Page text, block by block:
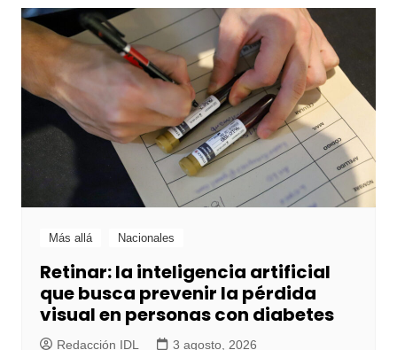
Más allá Nacionales
Retinar: la inteligencia artificial
que busca prevenir la pérdida
visual en personas con diabetes
Redacción IDL 3 agosto, 2026